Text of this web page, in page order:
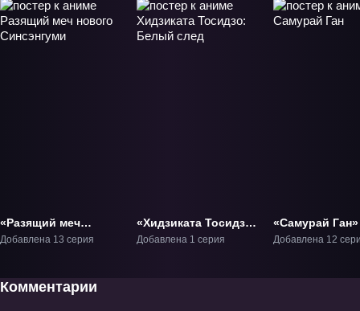
«Разящий меч
нового Синсэнгуми»
Добавлена 13 серия
«Хидзиката Тосидзо:
Белый след» ОВА-1
Добавлена 1 серия
«Самурай
Добавлена 12
Комментарии